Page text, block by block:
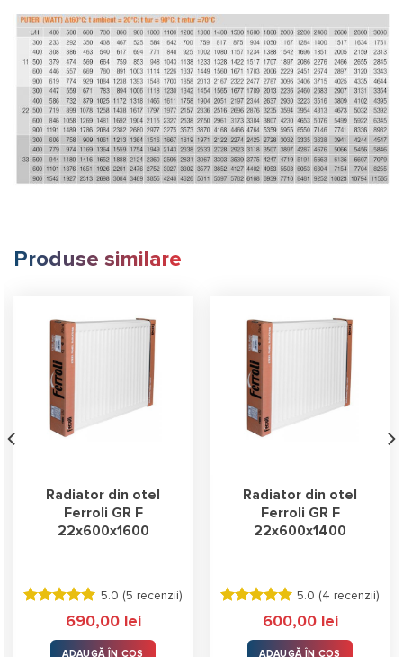
Produse similare
Radiator din otel
Ferroli GR F
22x600x1600
Evaluat la
stele
din 5
5.0 (5 recenzii)
690,00 lei
ADAUGĂ ÎN COȘ
Radiator din otel
Ferroli GR F
22x600x1400
Evaluat la
stele
din 5
5.0 (4 recenzii)
600,00 lei
ADAUGĂ ÎN COȘ